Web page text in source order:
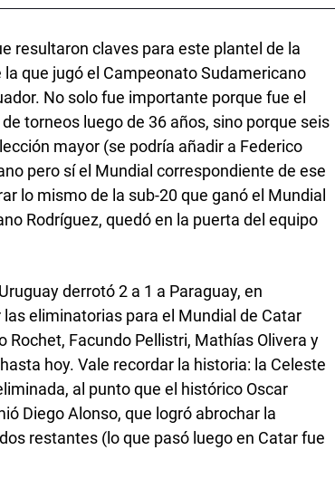
resultaron claves para este plantel de la
que jugó el Campeonato Sudamericano
No solo fue importante porque fue el
torneos luego de 36 años, sino porque seis
mayor (se podría añadir a Federico
pero sí el Mundial correspondiente de ese
lo mismo de la sub-20 que ganó el Mundial
Rodríguez, quedó en la puerta del equipo
derrotó 2 a 1 a Paraguay, en
eliminatorias para el Mundial de Catar
Rochet, Facundo Pellistri, Mathías Olivera y
hoy. Vale recordar la historia: la Celeste
al punto que el histórico Oscar
Diego Alonso, que logró abrochar la
restantes (lo que pasó luego en Catar fue